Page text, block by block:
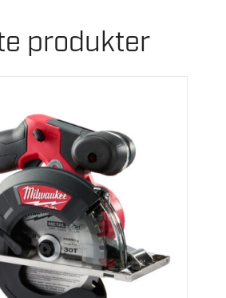
produkter